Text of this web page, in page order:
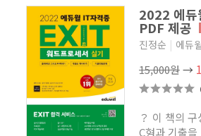
2022 에듀
PDF 제공
진정순 | 에듀
15,000원→
？ 이 책의
C형과 기출